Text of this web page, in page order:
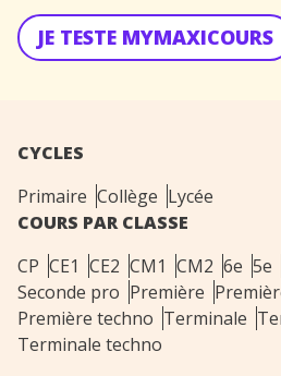
JE TESTE MYMAXICOURS
CYCLES
Primaire Collège Lycée
COURS PAR CLASSE
CP CE1 CE2 CM1 CM2 6e 5e
Seconde pro Première
Première techno Terminale
Terminale techno